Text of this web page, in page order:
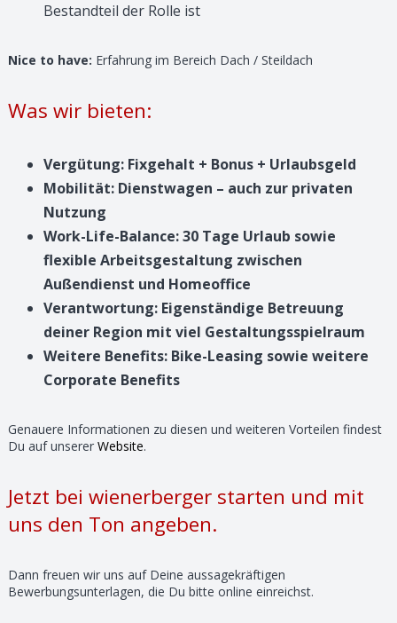
Bestandteil der Rolle ist
Nice to have: Erfahrung im Bereich Dach / Steildach
Was wir bieten:
Vergütung: Fixgehalt + Bonus + Urlaubsgeld
Mobilität: Dienstwagen – auch zur privaten
Nutzung
Work-Life-Balance: 30 Tage Urlaub sowie
flexible Arbeitsgestaltung zwischen
Außendienst und Homeoffice
Verantwortung: Eigenständige Betreuung
deiner Region mit viel Gestaltungsspielraum
Weitere Benefits: Bike-Leasing sowie weitere
Corporate Benefits
Genauere Informationen zu diesen und weiteren Vorteilen findest
Du auf unsererWebsite.
Jetzt bei wienerberger starten und mit
uns den Ton angeben.
Dann freuen wir uns auf Deine aussagekräftigen
Bewerbungsunterlagen, die Du bitte online einreichst.